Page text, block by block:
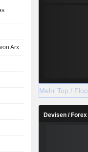
Arx
Mehr Top / Flop
Devisen / Forex